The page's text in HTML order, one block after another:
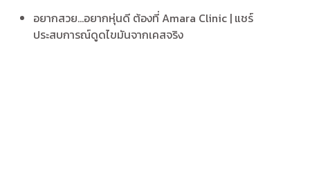
อยากสวย...อยากหุ่นดี ต้องที่ Amara Clinic | แชร์
ประสบการณ์ดูดไขมันจากเคสจริง